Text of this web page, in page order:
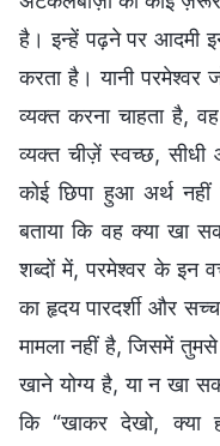
है। इन्हें पढ़ने पर आदमी
करता है। यानी
व्यक्त करना चाहता है,
व्यक्त चीज़ें स्वच्छ, सीधी
कोई छिपा हुआ अर्थ
बताया कि वह क्या खा
शब्दों में, परमेश्वर के इन
का हृदय पारदर्शी और
मामला नहीं है, जिसमें
खाने योग्य है, या न खा
कि “खाकर देखो, क्या